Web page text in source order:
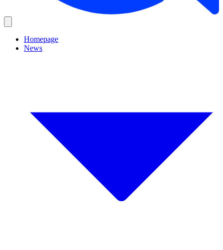
Homepage
News